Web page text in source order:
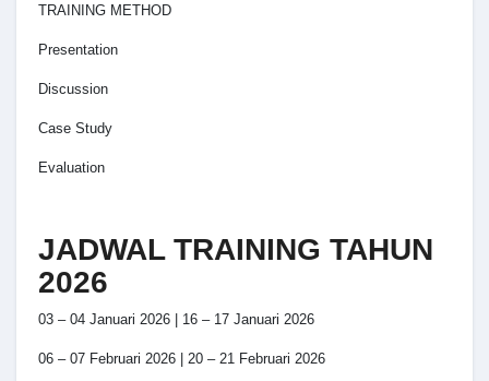
TRAINING METHOD
Presentation
Discussion
Case Study
Evaluation
JADWAL TRAINING TAHUN
2026
03 – 04 Januari 2026 | 16 – 17 Januari 2026
06 – 07 Februari 2026 | 20 – 21 Februari 2026